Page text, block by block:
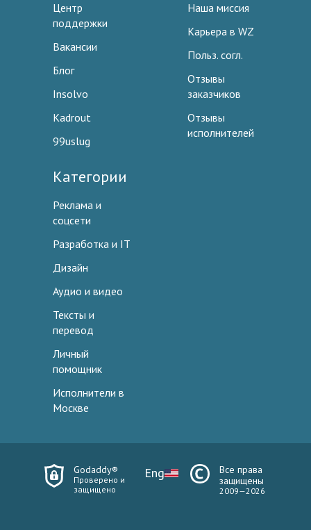
Центр
поддержки
Вакансии
Блог
Insolvo
Kadrout
99uslug
Наша миссия
Карьера в WZ
Польз. согл.
Отзывы
заказчиков
Отзывы
исполнителей
Категории
Реклама и
соцсети
Разработка и IT
Дизайн
Аудио и видео
Тексты и
перевод
Личный
помощник
Исполнители в
Москве
Godaddy®
Проверено и
защищено
Eng
Все права
защищены
2009—2026